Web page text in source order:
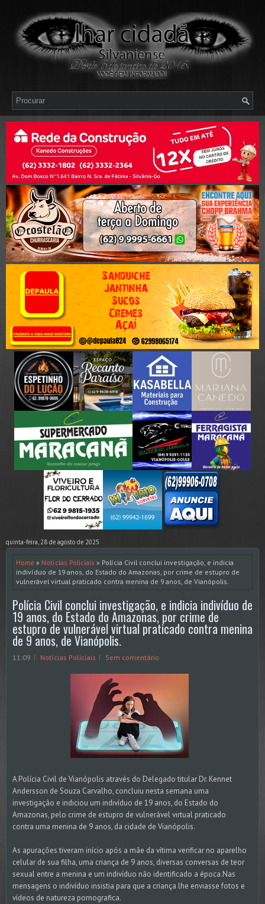
quinta-feira, 28 de agosto de 2025
Home » Notícias Policiais » Polícia Civil conclui investigação, e indicia
indivíduo de 19 anos, do Estado do Amazonas, por crime de estupro de
vulnerável virtual praticado contra menina de 9 anos, de Vianópolis.
Polícia Civil conclui investigação, e indicia indivíduo de
19 anos, do Estado do Amazonas, por crime de
estupro de vulnerável virtual praticado contra menina
de 9 anos, de Vianópolis.
11:09 Notícias Policiais Sem comentário
A Polícia Civil de Vianópolis através do Delegado titular Dr. Kennet
Andersson de Souza Carvalho, concluiu nesta semana uma
investigação e indiciou um indivíduo de 19 anos, do Estado do
Amazonas, pelo crime de estupro de vulnerável virtual praticado
contra uma menina de 9 anos, da cidade de Vianópolis.
As apurações tiveram início após a mãe da vítima verificar no aparelho
celular de sua filha, uma criança de 9 anos, diversas conversas de teor
sexual entre a menina e um indivíduo não identificado a época.Nas
mensagens o indivíduo insistia para que a criança lhe enviasse fotos e
vídeos de natureza pornografica.